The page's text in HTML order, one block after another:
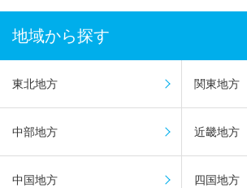
地域から探す
東北地方 関東地方
中部地方 近畿地方
中国地方 四国地方